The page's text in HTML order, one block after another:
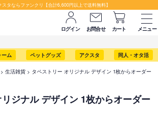
タならファンクリ【合計6,600円以上で送料無料】
ログイン お問合せ カート
メニュー
ーム ペットグッズ アクスタ 同人・オタ活
生活雑貨 タペストリー オリジナル デザイン 1枚からオーダー
ジナル デザイン 1枚からオーダー